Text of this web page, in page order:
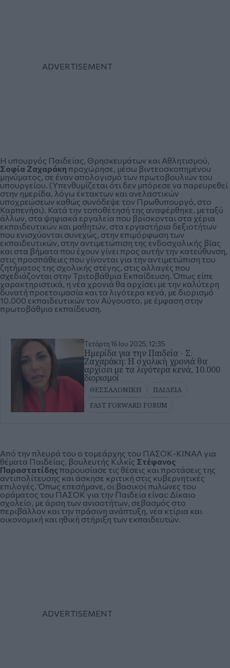
Η υπουργός Παιδείας, Θρησκευμάτων και Αθλητισμού,
Σοφία Ζαχαράκη προχώρησε, μέσω βιντεοσκοπημένου
μηνύματος, σε έναν απολογισμό των πρωτοβουλιών του
υπουργείου. (Υπενθυμίζεται ότι δεν μπόρεσε να παρευρεθεί
στην ημερίδα, λόγω έκτακτων και ανελαστικών
υποχρεώσεων καθώς συνόδεψε τον Πρωθυπουργό, στο
Καρπενήσι). Κατά την τοποθέτησή της αναφέρθηκε, μεταξύ
άλλων, στα ψηφιακά εργαλεία που βρίσκονται στα χέρια
εκπαιδευτικών και μαθητών, στα εργαστήρια δεξιοτήτων
που ενισχύονται συνεχώς, στην επιμόρφωση των
εκπαιδευτικών, στην αντιμετώπιση της ενδοσχολικής βίας
και στα βήματα που έχουν γίνει προς αυτήν την κατεύθυνση,
στις προσπάθειες που γίνονται για την αντιμετώπιση του
ζητήματος της σχολικής στέγης, στις αλλαγές που
σχεδιάζονται στην Τριτοβάθμια Εκπαίδευση. Όπως είπε
χαρακτηριστικά, η νέα χρονιά θα αρχίσει με την καλύτερη
δυνατή προετοιμασία και τα λιγότερα κενά, με διορισμό
10.000 εκπαιδευτικών τον Αύγουστο, με έμφαση στην
πρωτοβάθμια εκπαίδευση.
Τετάρτη 16 Ιου 2025, 12:35
Ημερίδα για την Παιδεία - Σ.
Ζαχαράκη: Η σχολική χρονιά θα
αρχίσει με τα λιγότερα κενά, 10.000
διορισμοί
ΘΕΣΣΑΛΟΝΙΚΗ
ΠΑΙΔΕΙΑ
FAST FORWARD FORUM
Από την πλευρά του ο τομεάρχης του ΠΑΣΟΚ-ΚΙΝΑΛ για
θέματα Παιδείας, βουλευτής Κιλκίς Στέφανος
Παραστατίδηςπαρουσίασε τις θέσεις και προτάσεις της
αντιπολίτευσης και άσκησε κριτική στις κυβερνητικές
επιλογές. Όπως επεσήμανε, οι βασικοί πυλώνες του
οράματος του ΠΑΣΟΚ για την Παιδεία είναι: Δίκαιο
σχολείο, με άρση των ανισοτήτων, σεβασμός στο
περιβάλλον και την πράσινη ανάπτυξη, νέα κτίρια και
οικονομική και ηθική στήριξη των εκπαιδευτών.